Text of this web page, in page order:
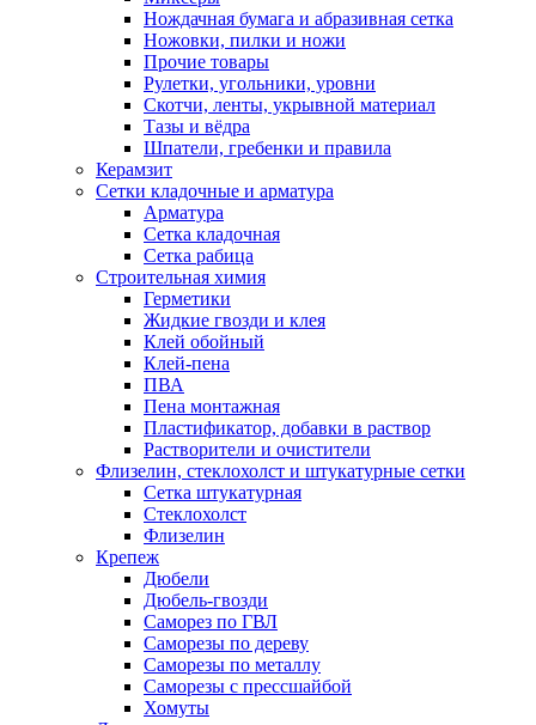
Нождачная бумага и абразивная сетка
Ножовки, пилки и ножи
Прочие товары
Рулетки, угольники, уровни
Скотчи, ленты, укрывной материал
Тазы и вёдра
Шпатели, гребенки и правила
Керамзит
Сетки кладочные и арматура
Арматура
Сетка кладочная
Сетка рабица
Строительная химия
Герметики
Жидкие гвозди и клея
Клей обойный
Клей-пена
ПВА
Пена монтажная
Пластификатор, добавки в раствор
Растворители и очистители
Флизелин, стеклохолст и штукатурные сетки
Сетка штукатурная
Стеклохолст
Флизелин
Крепеж
Дюбели
Дюбель-гвозди
Саморез по ГВЛ
Саморезы по дереву
Саморезы по металлу
Саморезы с прессшайбой
Хомуты